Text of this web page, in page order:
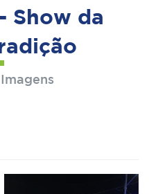
Show da